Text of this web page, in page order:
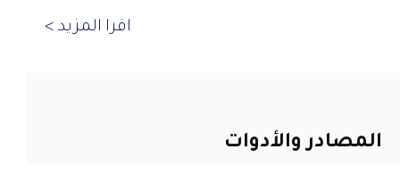
اقرا المزيد >
المصادر والأدوات